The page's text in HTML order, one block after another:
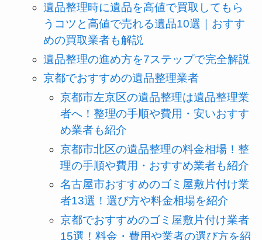
遺品整理時に遺品を高値で買取してもら
うコツと高値で売れる遺品10選｜おすす
めの買取業者も解説
遺品整理の進め方を7ステップで完全解説
京都でおすすめの遺品整理業者
京都市左京区の遺品整理は遺品整理業
者へ！整理の手順や費用・安いおすす
め業者も紹介
京都市北区の遺品整理の料金相場！整
理の手順や費用・おすすめ業者も紹介
名古屋市おすすめのゴミ屋敷片付け業
者13選！選び方や料金相場を紹介
京都でおすすめのゴミ屋敷片付け業者
15選！料金・費用や業者の選び方を紹